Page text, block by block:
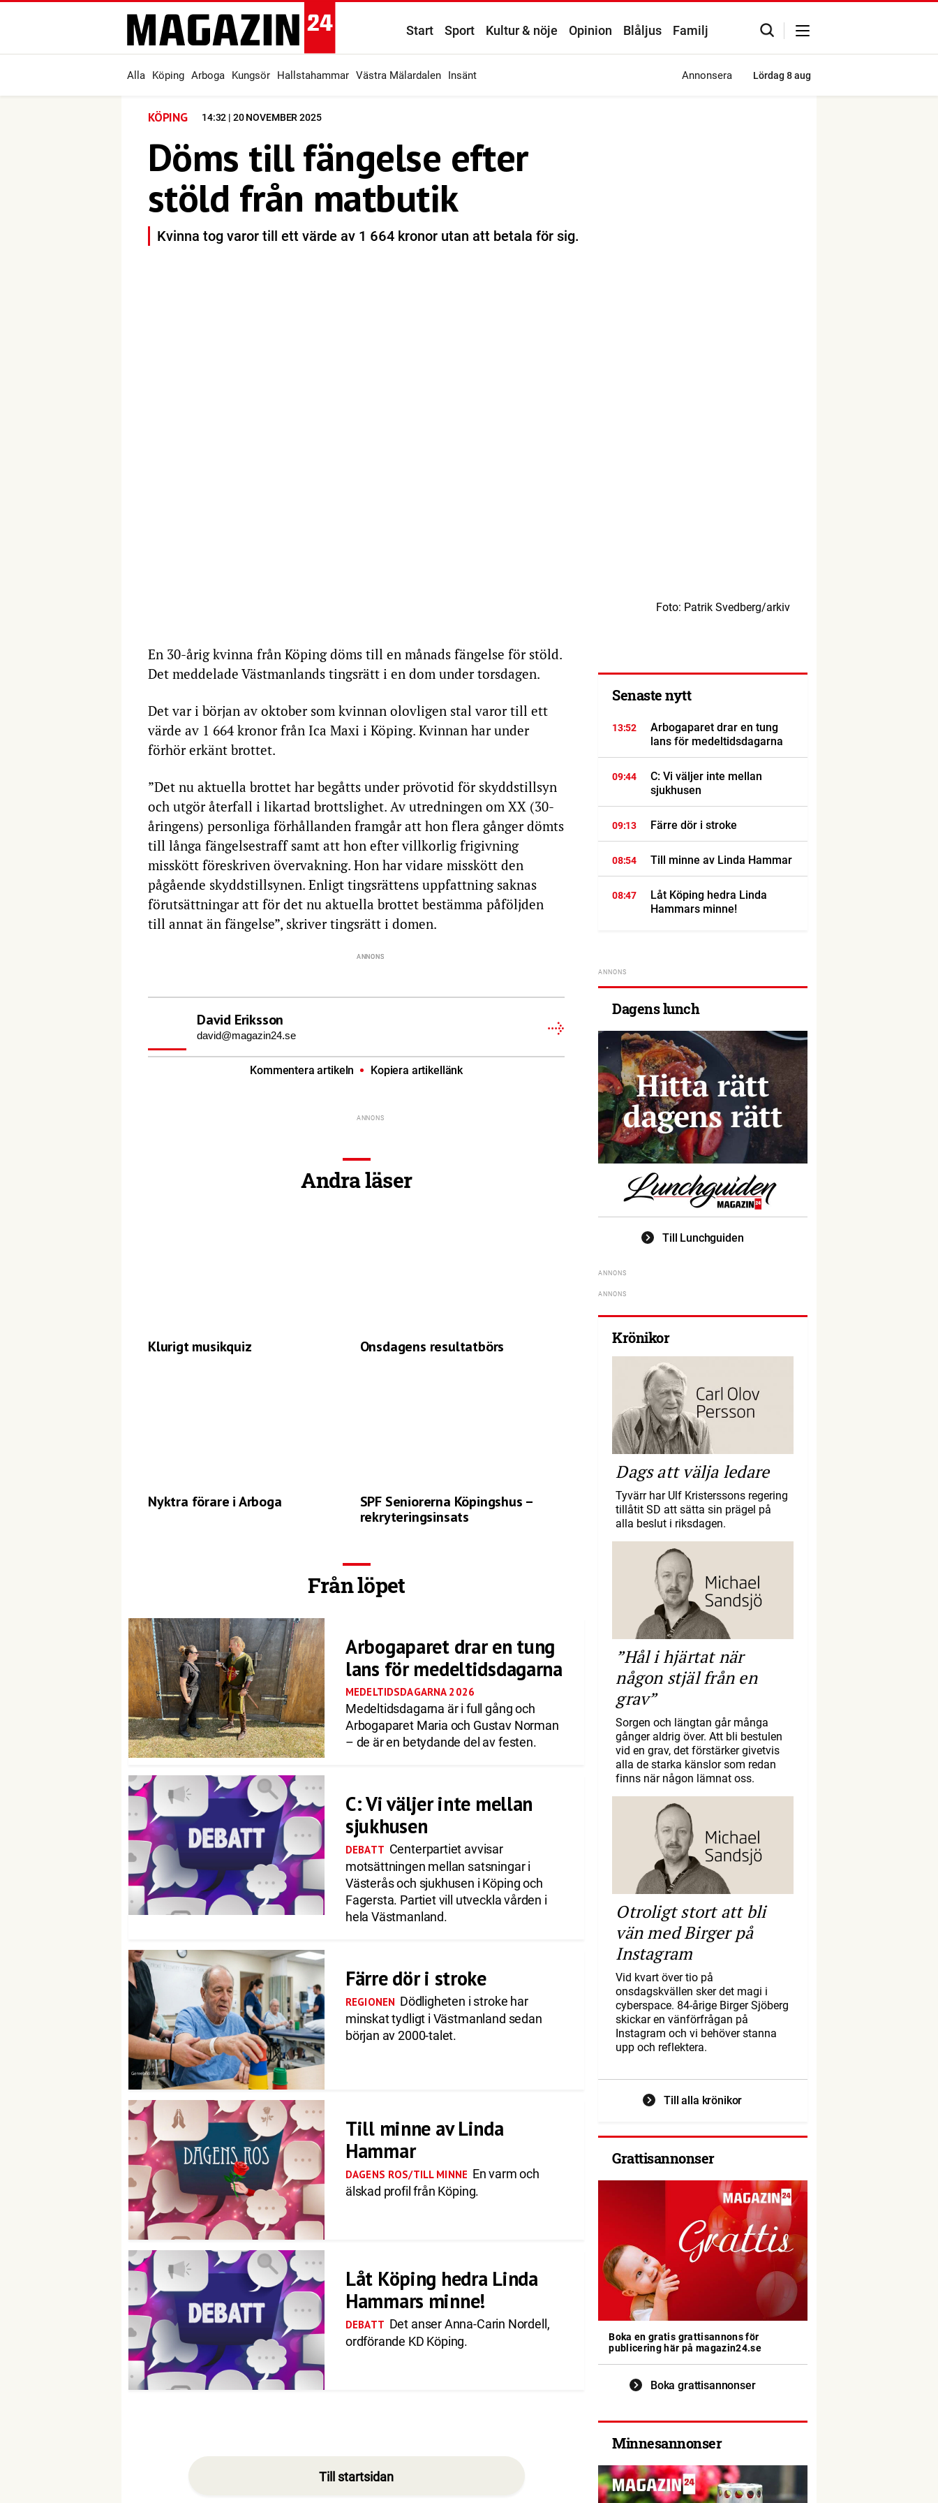
Start Sport Kultur & nöje Opinion Blåljus Familj
Alla Köping Arboga Kungsör Hallstahammar Västra Mälardalen Insänt Annonsera Lördag 8 aug
KÖPING 14:32 | 20 NOVEMBER 2025
Döms till fängelse efter
stöld från matbutik
Kvinna tog varor till ett värde av 1 664 kronor utan att betala för sig.
Foto: Patrik Svedberg/arkiv
En 30-årig kvinna från Köping döms till en månads fängelse för stöld.
Det meddelade Västmanlands tingsrätt i en dom under torsdagen.
Det var i början av oktober som kvinnan olovligen stal varor till ett
värde av 1 664 kronor från Ica Maxi i Köping. Kvinnan har under
förhör erkänt brottet.
”Det nu aktuella brottet har begåtts under prövotid för skyddstillsyn
och utgör återfall i likartad brottslighet. Av utredningen om XX (30-
åringens) personliga förhållanden framgår att hon flera gånger dömts
till långa fängelsestraff samt att hon efter villkorlig frigivning
misskött föreskriven övervakning. Hon har vidare misskött den
pågående skyddstillsynen. Enligt tingsrättens uppfattning saknas
förutsättningar att för det nu aktuella brottet bestämma påföljden
till annat än fängelse”, skriver tingsrätt i domen.
David Eriksson
david@magazin24.se
Kommentera artikeln Kopiera artikellänk
Andra läser
Klurigt musikquiz Onsdagens resultatbörs
Nyktra förare i Arboga
SPF Seniorerna Köpingshus –
rekryteringsinsats
Från löpet
Arbogaparet drar en tung
lans för medeltidsdagarna
MEDELTIDSDAGARNA 2026
Medeltidsdagarna är i full gång och
Arbogaparet Maria och Gustav Norman
– de är en betydande del av festen.
C: Vi väljer inte mellan
sjukhusen
DEBATT Centerpartiet avvisar
motsättningen mellan satsningar i
Västerås och sjukhusen i Köping och
Fagersta. Partiet vill utveckla vården i
hela Västmanland.
Färre dör i stroke
REGIONEN Dödligheten i stroke har
minskat tydligt i Västmanland sedan
början av 2000-talet.
Till minne av Linda
Hammar
DAGENS ROS/TILL MINNE En varm och
älskad profil från Köping.
Låt Köping hedra Linda
Hammars minne!
DEBATT Det anser Anna-Carin Nordell,
ordförande KD Köping.
Till startsidan
Senaste nytt
13:52
Arbogaparet drar en tung
lans för medeltidsdagarna
09:44
C: Vi väljer inte mellan
sjukhusen
09:13 Färre dör i stroke
08:54 Till minne av Linda Hammar
08:47
Låt Köping hedra Linda
Hammars minne!
Dagens lunch
Till Lunchguiden
Krönikor
Dags att välja ledare
Tyvärr har Ulf Kristerssons regering
tillåtit SD att sätta sin prägel på
alla beslut i riksdagen.
”Hål i hjärtat när
någon stjäl från en
grav”
Sorgen och längtan går många
gånger aldrig över. Att bli bestulen
vid en grav, det förstärker givetvis
alla de starka känslor som redan
finns när någon lämnat oss.
Otroligt stort att bli
vän med Birger på
Instagram
Vid kvart över tio på
onsdagskvällen sker det magi i
cyberspace. 84-årige Birger Sjöberg
skickar en vänförfrågan på
Instagram och vi behöver stanna
upp och reflektera.
Till alla krönikor
Grattisannonser
Boka en gratis grattisannons för
publicering här på magazin24.se
Boka grattisannonser
Minnesannonser